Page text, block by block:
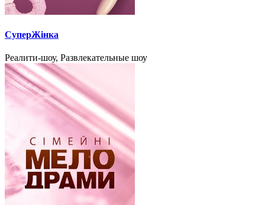
СуперЖінка
Реалити-шоу, Развлекательные шоу